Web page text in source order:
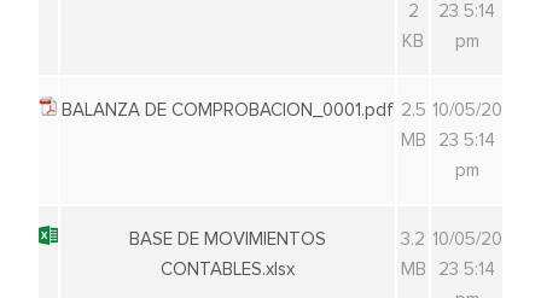
2
KB
23 5:14
pm
BALANZA DE COMPROBACION_0001.pdf 2.5
MB
10/05/20
23 5:14
pm
BASE DE MOVIMIENTOS
CONTABLES.xlsx
3.2
MB
10/05/20
23 5:14